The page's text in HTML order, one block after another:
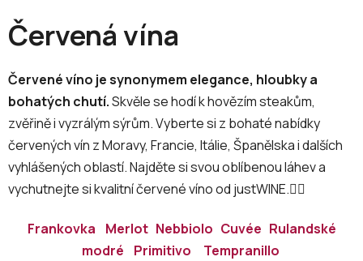
Červená vína
Červené víno je synonymem elegance, hloubky a
bohatých chutí.Skvěle se hodí k hovězím steakům,
zvěřině i vyzrálým sýrům. Vyberte si z bohaté nabídky
červených vín z Moravy, Francie, Itálie, Španělska i dalších
vyhlášených oblastí. Najděte si svou oblíbenou láhev a
vychutnejte si kvalitní červené víno od justWINE.👇🏻
Frankovka Merlot Nebbiolo Cuvée Rulandské
modré
Primitivo Tempranillo